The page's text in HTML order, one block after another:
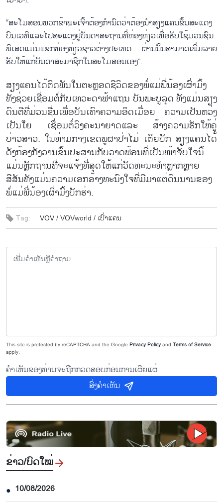
“ສະໂມສອນພວກຂ້າພະເຈົ້າຕ້ອງກຳນົດວ່າຕ້ອງນຳສຽງແຄນຂຶ້ນສະແດງ
ບົນເວທີແລະໄປສະແດງຢູ່ບັນດາສະຖານທີ່ທ່ອງທ່ຽວເພື່ອຮັບໃຊ້ມວນຊົນ
ພິເສດແມ່ນແຂກທ່ອງທ່ຽວຊາວຕ່າງປະເທດ. ຜ່ານນັ້ນສາມາດເພີ່ມລາຍ
ຮັບໃຫ້ແກ່ບັນດາສະມາຊິກໃນສະໂມສອນເອງ”.
ສຽງແຄນໄດ້ຕິດພັນໃນຕະຫຼອດຊີວິດຂອງພໍ່ແມ່ພີ່ນ້ອງເຜົ່າມົ້ງ
ທັງຊ່ວຍເຊື່ອມຕໍ່ກັບເທວະດາຟ້າແຖນ ບັນພະບູລຸດ ທັງແມ່ນສຽງ
ດົນຕີທີ່ມ່ວນຊື່ນເພື່ອບັນເທົາຄວາມອິດເມື່ອຍ ຄວາມເປັນຫວ່ງ
ເປັນໃຍ ເຊື່ອມຕໍ່ວົງຄະນາຍາດແລະ ສ້າງຄວາມຮັກໃຫ້ຄູ່
ບ່າວສາວ. ໃນທ່າມກາງເຂດພູຜາປ່າໄມ່ ເຕິຍບັກ ສຽງແຄນໄດ້
ດັງກ້ອງກັງວານຂຶ້ນປະສານກັບວາດຟ້ອນທີ່ເປັນໜ້າຈັບໃຈນີ້
ແມ່ນຫຼັກຖານທີ່ຈະແຈ້ງທີ່ສຸດໃຫ້ແກ່ວັດທະນະທຳຫຼາກຫຼາຍ
ສີສັນທັງແມ່ນຄວາມເອກອ້າງທະນົງໃຈທີ່ມີມາແຕ່ດົນນານຂອງ
ພໍ່ແມ່ພີ່ນ້ອງເຜົ່າມົ້ງບັກຮ່າ.
Tag: VOV /VOVworld / ເປົ່າແຄນ
This site is protected by reCAPTCHA and the Google Privacy Policyand Terms of Service
apply.
ຄຳເຫັນຂອງທ່ານຈະຖືກກວດສອບກ່ອນການເຜີຍແຜ່
ສົ່ງຄຳເຫັນ
ຂ່າວ/ບົດ​ໃໝ່
● 10/08/2026